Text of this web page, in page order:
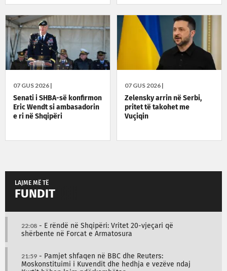
07 GUS 2026 |
Zelensky arrin në Serbi,
pritet të takohet me
Vuçiqin
07 GUS 2026 |
Senati i SHBA-së konfirmon
Eric Wendt si ambasadorin
e ri në Shqipëri
LAJME MË TË
FUNDIT
22:08 - E rëndë në Shqipëri: Vritet 20-vjeçari që
shërbente në Forcat e Armatosura
21:59 - Pamjet shfaqen në BBC dhe Reuters:
Moskonstituimi i Kuvendit dhe hedhja e vezëve ndaj